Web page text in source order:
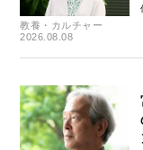
教養・カルチャー
2026.08.08